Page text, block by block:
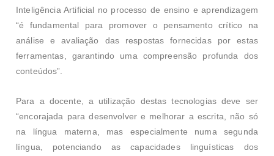
Inteligência Artificial no processo de ensino e aprendizagem
“é fundamental para promover o pensamento crítico na
análise e avaliação das respostas fornecidas por estas
ferramentas, garantindo uma compreensão profunda dos
conteúdos”.
Para a docente, a utilização destas tecnologias deve ser
“encorajada para desenvolver e melhorar a escrita, não só
na língua materna, mas especialmente numa segunda
língua, potenciando as capacidades linguísticas dos